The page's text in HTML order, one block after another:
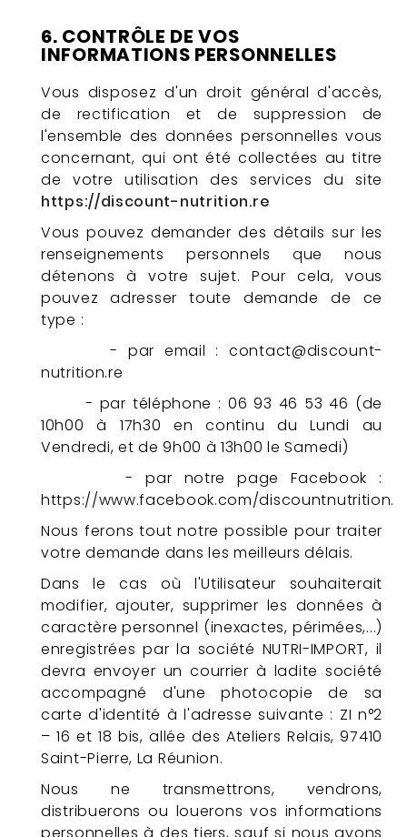
6. CONTRÔLE DE VOS
INFORMATIONS PERSONNELLES
Vous disposez d'un droit général d'accès,
de rectification et de suppression de
l'ensemble des données personnelles vous
concernant, qui ont été collectées au titre
de votre utilisation des services du site
https://discount-nutrition.re
Vous pouvez demander des détails sur les
renseignements personnels que nous
détenons à votre sujet. Pour cela, vous
pouvez adresser toute demande de ce
type :
- par email : contact@discount-
nutrition.re
- par téléphone : 06 93 46 53 46 (de
10h00 à 17h30 en continu du Lundi au
Vendredi, et de 9h00 à 13h00 le Samedi)
-
par notre page Facebook :
https://www.facebook.com/
Nous ferons tout notre possible pour traiter
votre demande dans les meilleurs délais.
Dans le cas où l'Utilisateur souhaiterait
modifier, ajouter, supprimer les données à
caractère personnel (inexactes, périmées,...)
enregistrées par la société NUTRI-IMPORT, il
devra envoyer un courrier à ladite société
accompagné d'une photocopie de sa
carte d'identité à l'adresse suivante : ZI n°2
– 16 et 18 bis, allée des Ateliers Relais, 97410
Saint-Pierre, La Réunion.
Nous ne transmettrons, vendrons,
distribuerons ou louerons vos informations
personnelles à des tiers, sauf si nous avons